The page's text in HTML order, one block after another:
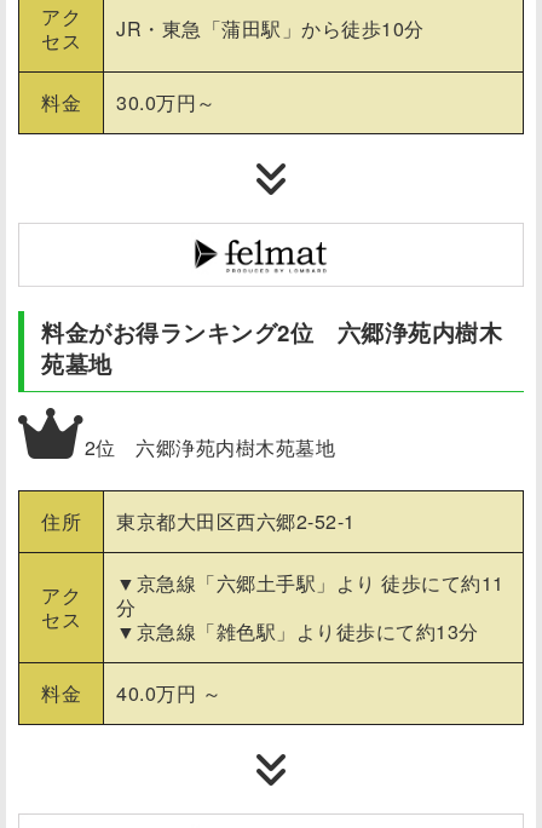
アク
セス
JR・東急「蒲田駅」から徒歩10分
料金 30.0万円～
料金がお得ランキング2位 六郷浄苑内樹木
苑墓地
2位 六郷浄苑内樹木苑墓地
住所 東京都大田区西六郷2-52-1
アク
セス
▼京急線「六郷土手駅」より 徒歩にて約11
分
▼京急線「雑色駅」より徒歩にて約13分
料金 40.0万円 ～